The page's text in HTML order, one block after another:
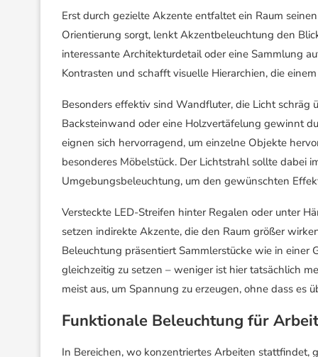
Erst durch gezielte Akzente entfaltet ein Raum
Orientierung sorgt, lenkt Akzentbeleuchtung den
interessante Architekturdetail oder eine Sammlung
Kontrasten und schafft visuelle Hierarchien, die
Besonders effektiv sind Wandfluter, die Licht schräg
Backsteinwand oder eine Holzvertäfelung gewinnt
eignen sich hervorragend, um einzelne Objekte
besonderes Möbelstück. Der Lichtstrahl sollte dabei
Umgebungsbeleuchtung, um den gewünschten
Versteckte LED-Streifen hinter Regalen oder unter
setzen indirekte Akzente, die den Raum größer
Beleuchtung präsentiert Sammlerstücke wie in einer
gleichzeitig zu setzen – weniger ist hier tatsächlich
meist aus, um Spannung zu erzeugen, ohne dass es
Funktionale Beleuchtung für
In Bereichen, wo konzentriertes Arbeiten stattfindet,